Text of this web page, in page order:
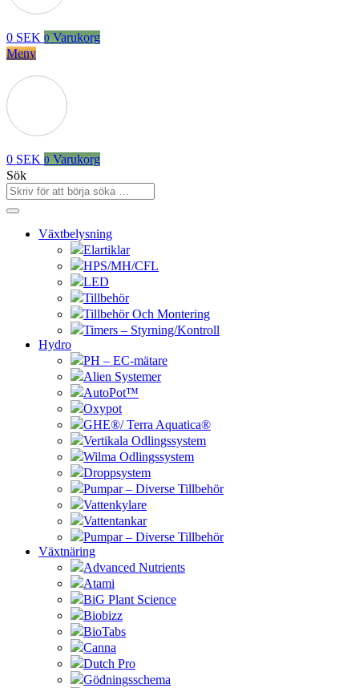
0 SEK 0 Varukorg
Meny
0 SEK 0 Varukorg
Sök
Växtbelysning
Elartiklar
HPS/MH/CFL
LED
Tillbehör
Tillbehör Och Montering
Timers – Styrning/Kontroll
Hydro
PH – EC-mätare
Alien Systemer
AutoPot™
Oxypot
GHE®/ Terra Aquatica®
Vertikala Odlingssystem
Wilma Odlingssystem
Droppsystem
Pumpar – Diverse Tillbehör
Vattenkylare
Vattentankar
Pumpar – Diverse Tillbehör
Växtnäring
Advanced Nutrients
Atami
BiG Plant Science
Biobizz
BioTabs
Canna
Dutch Pro
Gödningsschema